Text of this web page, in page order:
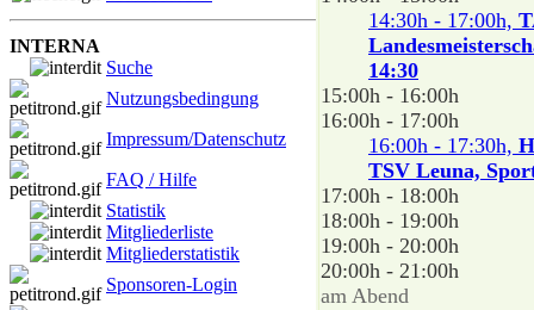
INTERNA
Suche
Nutzungsbedingung
Impressum/Datenschutz
FAQ / Hilfe
Statistik
Mitgliederliste
Mitgliederstatistik
Sponsoren-Login
14:30h - 17:00h,
14:30
15:00h - 16:00h
16:00h - 17:00h
16:00h - 17:30h,
TSV Leuna,
17:00h - 18:00h
18:00h - 19:00h
19:00h - 20:00h
20:00h - 21:00h
am Abend